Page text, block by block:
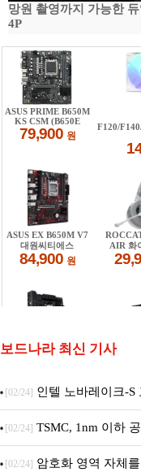
망원 촬영까지 가능한
4P
보드나라 최신 기사
[02/24] 인텔 노바레이크-S
40W?
[02/24] TSMC, 1nm 이하
발
[02/24] 암호화 영역 자체